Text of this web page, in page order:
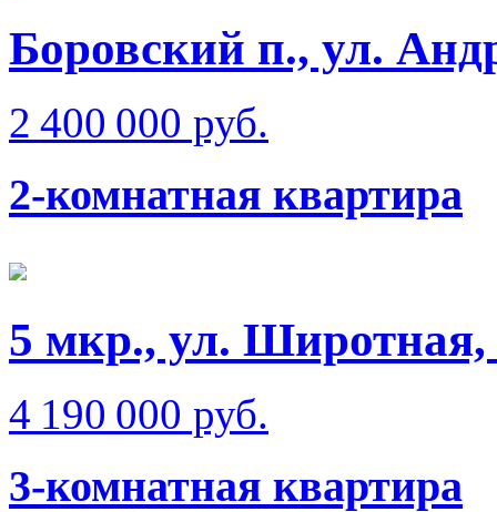
Боровский п., ул.
2 400 000 руб.
2-комнатная квартира
5 мкр., ул. Широтная,
4 190 000 руб.
3-комнатная квартира